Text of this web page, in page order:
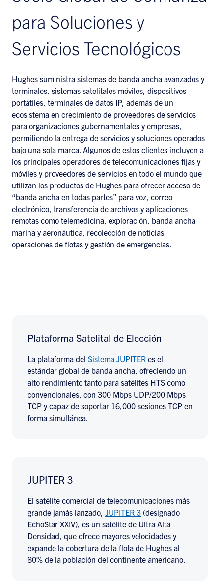
para Soluciones y
Servicios Tecnológicos
Hughes suministra sistemas de banda ancha avanzados y
terminales, sistemas satelitales móviles, dispositivos
portátiles, terminales de datos IP, además de un
ecosistema en crecimiento de proveedores de servicios
para organizaciones gubernamentales y empresas,
permitiendo la entrega de servicios y soluciones operados
bajo una sola marca. Algunos de estos clientes incluyen a
los principales operadores de telecomunicaciones fijas y
móviles y proveedores de servicios en todo el mundo que
utilizan los productos de Hughes para ofrecer acceso de
“banda ancha en todas partes” para voz, correo
electrónico, transferencia de archivos y aplicaciones
remotas como telemedicina, exploración, banda ancha
marina y aeronáutica, recolección de noticias,
operaciones de flotas y gestión de emergencias.
Plataforma Satelital de Elección
La plataforma del Sistema JUPITER es el
estándar global de banda ancha, ofreciendo un
alto rendimiento tanto para satélites HTS como
convencionales, con 300 Mbps UDP/200 Mbps
TCP y capaz de soportar 16,000 sesiones TCP en
forma simultánea.
JUPITER 3
El satélite comercial de telecomunicaciones más
grande jamás lanzado, JUPITER 3 (designado
EchoStar XXIV), es un satélite de Ultra Alta
Densidad, que ofrece mayores velocidades y
expande la cobertura de la flota de Hughes al
80% de la población del continente americano.